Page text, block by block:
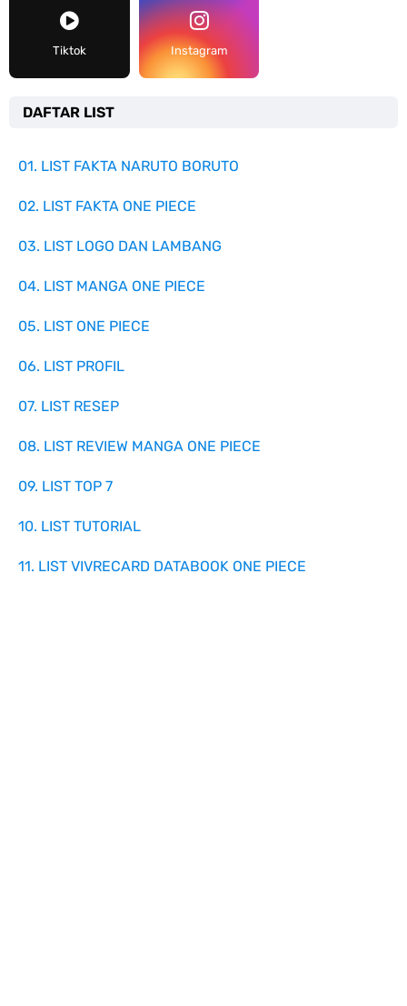
Tiktok Instagram
DAFTAR LIST
01. LIST FAKTA NARUTO BORUTO
02. LIST FAKTA ONE PIECE
03. LIST LOGO DAN LAMBANG
04. LIST MANGA ONE PIECE
05. LIST ONE PIECE
06. LIST PROFIL
07. LIST RESEP
08. LIST REVIEW MANGA ONE PIECE
09. LIST TOP 7
10. LIST TUTORIAL
11. LIST VIVRECARD DATABOOK ONE PIECE